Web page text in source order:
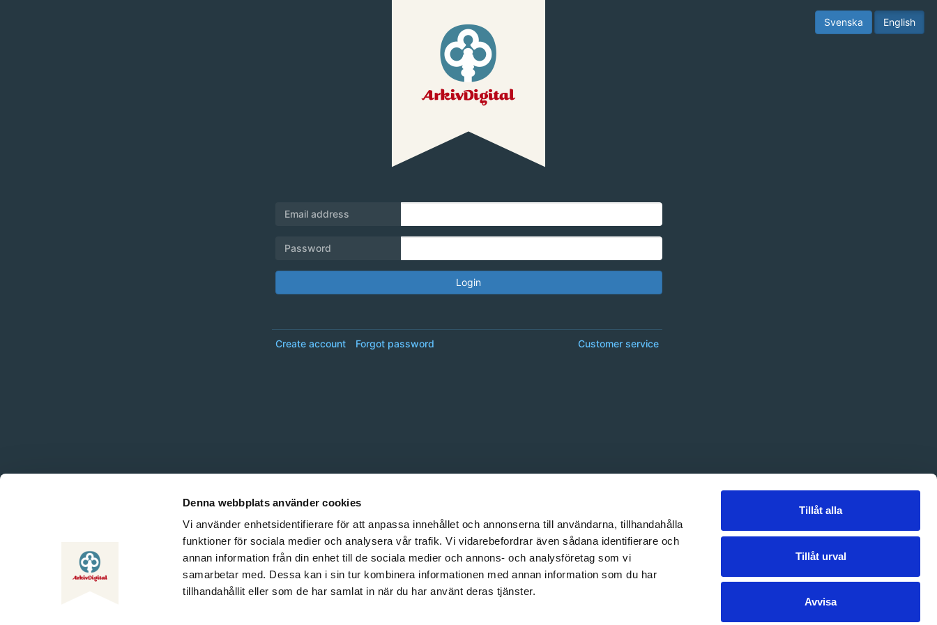
Denna webbplats använder cookies
Vi använder enhetsidentifierare för att anpassa innehållet och annonserna till användarna, tillhandahålla
funktioner för sociala medier och analysera vår trafik. Vi vidarebefordrar även sådana identifierare och
annan information från din enhet till de sociala medier och annons- och analysföretag som vi
samarbetar med. Dessa kan i sin tur kombinera informationen med annan information som du har
tillhandahållit eller som de har samlat in när du har använt deras tjänster.
Tillåt alla
Tillåt urval
Avvisa
English
Svenska
Email address
Password
Login
Customer service
Create account Forgot password